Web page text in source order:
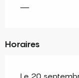
—
Horaires
Le 20